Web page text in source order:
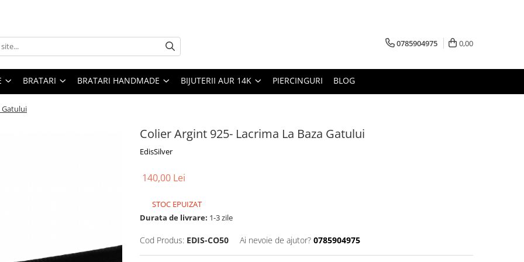
0785904975 0,00
BRATARI BRATARI HANDMADE BIJUTERII AUR 14K PIERCINGURI BLOG
Gatului
Colier Argint 925- Lacrima La Baza Gatului
EdisSilver
140,00 Lei
STOC EPUIZAT
Durata de livrare: 1-3 zile
Cod Produs: EDIS-CO50 Ai nevoie de ajutor? 0785904975